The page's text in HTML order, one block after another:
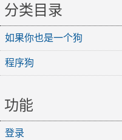
分类目录
如果你也是一个狗
程序狗
功能
登录